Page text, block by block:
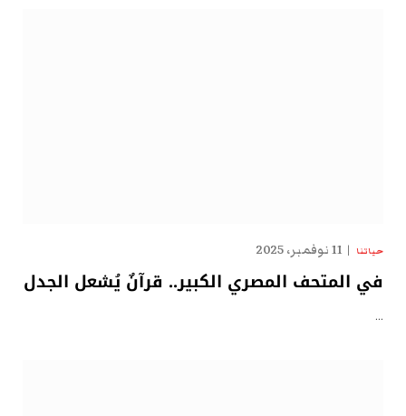
حياتنا 11 نوفمبر، 2025
في المتحف المصري الكبير.. قرآنٌ يُشعل الجدل
…